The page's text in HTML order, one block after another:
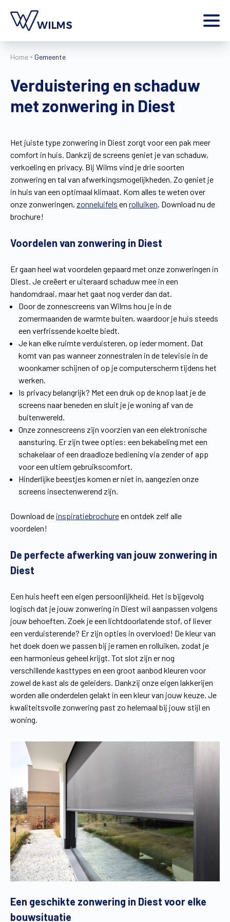
Vind een verdeler Offerte op maat
Gratis brochure
Home
Producten
Inspiratie
Contact
Extra
Jobs
Wilms World
NL
Home Gemeente
Verduistering en schaduw
met zonwering in Diest
Het juiste type zonwering in Diest zorgt voor een pak meer
comfort in huis. Dankzij de screens geniet je van schaduw,
verkoeling en privacy. Bij Wilms vind je drie soorten
zonwering en tal van afwerkingsmogelijkheden. Zo geniet je
in huis van een optimaal klimaat. Kom alles te weten over
onze zonweringen, zonneluifels en rolluiken. Download nu de
brochure!
Voordelen van zonwering in Diest
Er gaan heel wat voordelen gepaard met onze zonweringen in
Diest. Je creëert er uiteraard schaduw mee in een
handomdraai, maar het gaat nog verder dan dat.
Door de zonnescreens van Wilms hou je in de
zomermaanden de warmte buiten, waardoor je huis steeds
een verfrissende koelte biedt.
Je kan elke ruimte verduisteren, op ieder moment. Dat
komt van pas wanneer zonnestralen in de televisie in de
woonkamer schijnen of op je computerscherm tijdens het
werken.
Is privacy belangrijk? Met een druk op de knop laat je de
screens naar beneden en sluit je je woning af van de
buitenwereld.
Onze zonnescreens zijn voorzien van een elektronische
aansturing. Er zijn twee opties: een bekabeling met een
schakelaar of een draadloze bediening via zender of app
voor een ultiem gebruikscomfort.
Hinderlijke beestjes komen er niet in, aangezien onze
screens insectenwerend zijn.
Download de inspiratiebrochureen ontdek zelf alle
voordelen!
De perfecte afwerking van jouw zonwering in
Diest
Een huis heeft een eigen persoonlijkheid. Het is bijgevolg
logisch dat je jouw zonwering in Diest wil aanpassen volgens
jouw behoeften. Zoek je een lichtdoorlatende stof, of liever
een verduisterende? Er zijn opties in overvloed! De kleur van
het doek doen we passen bij je ramen en rolluiken, zodat je
een harmonieus geheel krijgt. Tot slot zijn er nog
verschillende kasttypes en een groot aanbod kleuren voor
zowel de kast als de geleiders. Dankzij onze eigen lakkerijen
worden alle onderdelen gelakt in een kleur van jouw keuze. Je
kwaliteitsvolle zonwering past zo helemaal bij jouw stijl en
woning.
Een geschikte zonwering in Diest voor elke
bouwsituatie